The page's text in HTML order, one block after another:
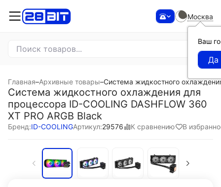
Москва
Ваш
Главная–Архивные товары–Система жидкостного
Система жидкостного охлаждения для
процессора ID-COOLING DASHFLOW 360
XT PRO ARGB Black
Бренд:ID-COOLINGАртикул:29576 К сравнению В